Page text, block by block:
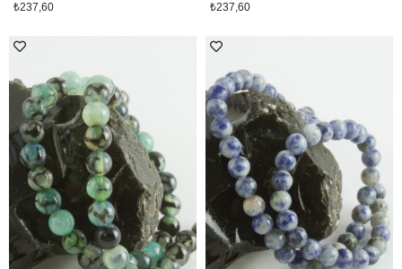
₺237,60
₺237,60